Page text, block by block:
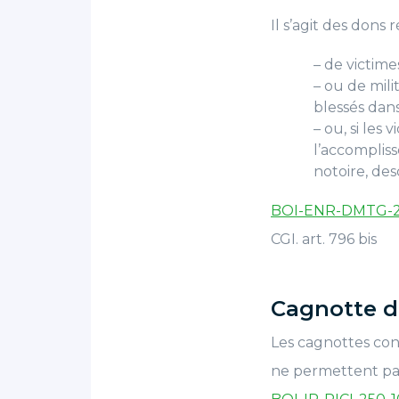
Il s’agit des dons
– de
– ou de
blessés
– ou, si les
notoire,
BOI-ENR-
CGI. art. 796 bis
Cagnotte
Les cagnottes
ne permettent